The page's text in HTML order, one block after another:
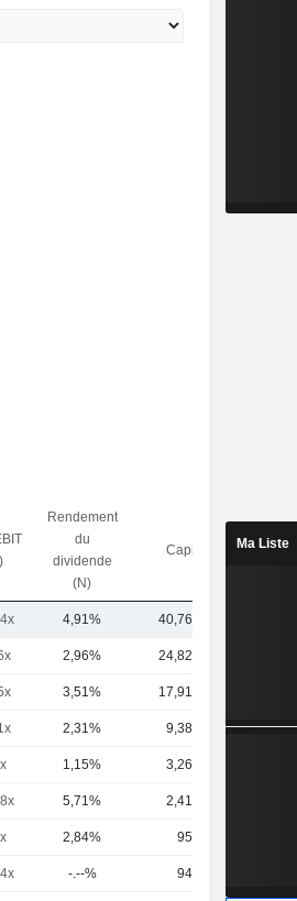
Rendement
du
dividende
(N)
Capi.($)
4,91% 40,76 Md
2,96% 24,82 Md
3,51% 17,91 Md
2,31% 9,38 Md
1,15% 3,26 Md
5,71% 2,41 Md
2,84% 954 M
-.--% 949 M
Ma Liste